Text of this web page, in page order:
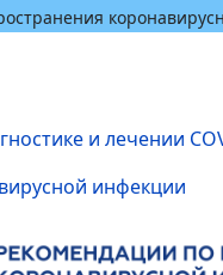
и лечении
инфекции